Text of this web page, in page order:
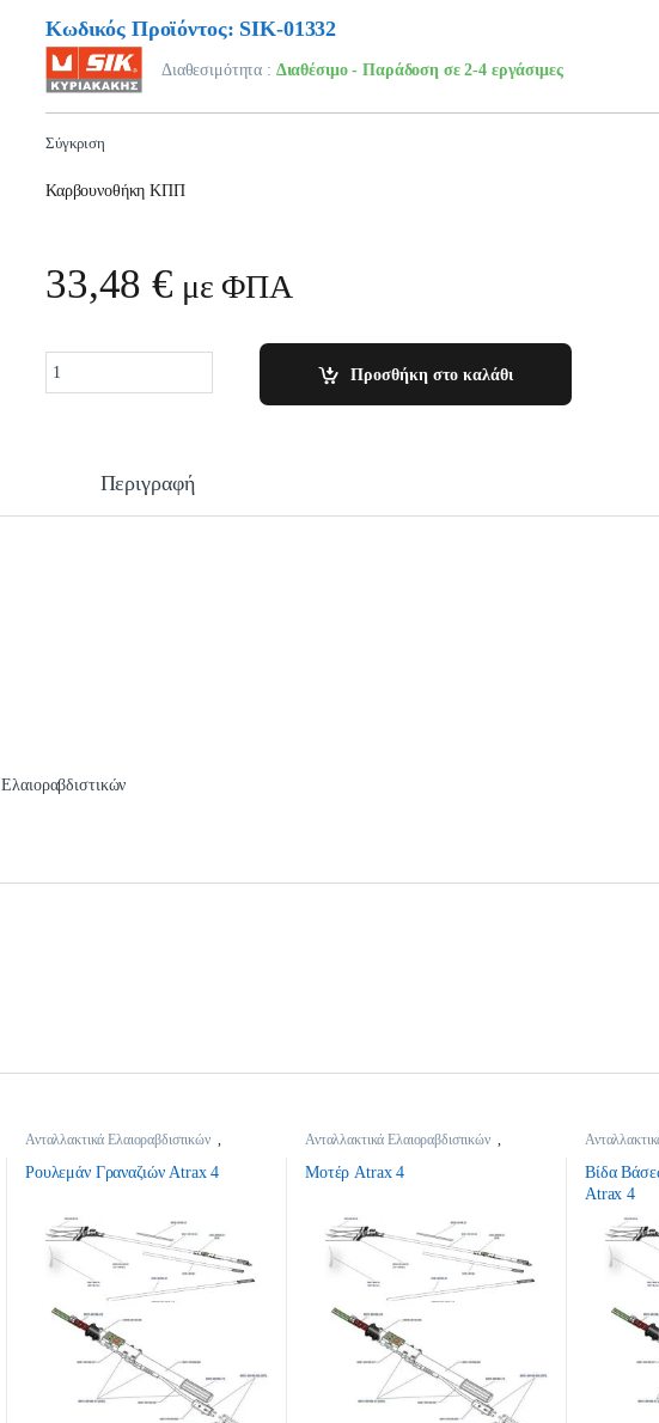
Κωδικός Προϊόντος: SIK-01332
Διαθεσιμότητα : Διαθέσιμο - Παράδοση σε 2-4 εργάσιμες
Σύγκριση
Καρβουνοθήκη ΚΠΠ
33,48€ με ΦΠΑ
Προσθήκη στο καλάθι
Περιγραφή
Ανταλλακτικά Ελαιοραβδιστικών ,
Ρουλεμάν Γραναζιών Atrax 4
Ανταλλακτικά Ελαιοραβδιστικών ,
Μοτέρ Atrax 4
Βίδα
Atrax 4